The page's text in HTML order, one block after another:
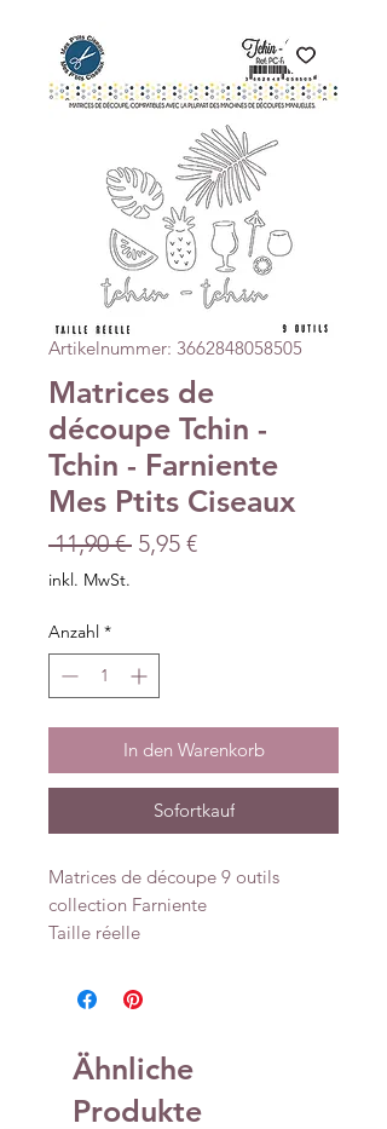
Artikelnummer: 3662848058505
Matrices de
découpe Tchin -
Tchin - Farniente
Mes Ptits Ciseaux
11,90 € Standardpreis
5,95 €Sale-
inkl. MwSt.
Anzahl *
In den Warenkorb
Sofortkauf
Matrices de découpe 9 outils
collection Farniente
Taille réelle
Ähnliche
Produkte